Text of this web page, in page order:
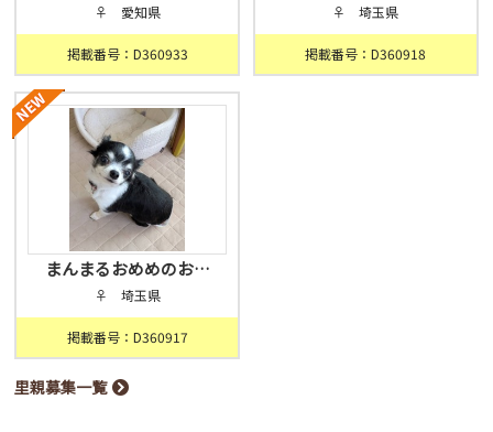
♀ 愛知県
掲載番号：D360933
♀ 埼玉県
掲載番号：D360918
まんまるおめめのお…
♀ 埼玉県
掲載番号：D360917
里親募集一覧